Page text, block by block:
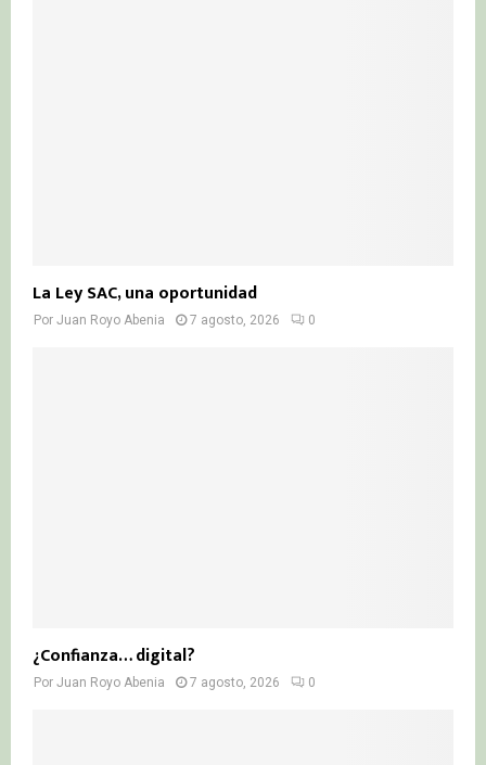
La Ley SAC, una oportunidad
Por Juan Royo Abenia 7 agosto, 2026 0
¿Confianza… digital?
Por Juan Royo Abenia 7 agosto, 2026 0